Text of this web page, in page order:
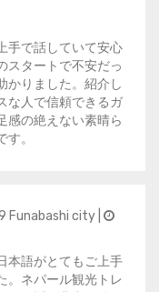
手で話していて安心
スタートで不安だっ
かりました。紹介し
な人で信頼できるガ
感の絶えない素晴ら
。
Funabashi city |
本語がとてもご上手
。ネパール観光トレ